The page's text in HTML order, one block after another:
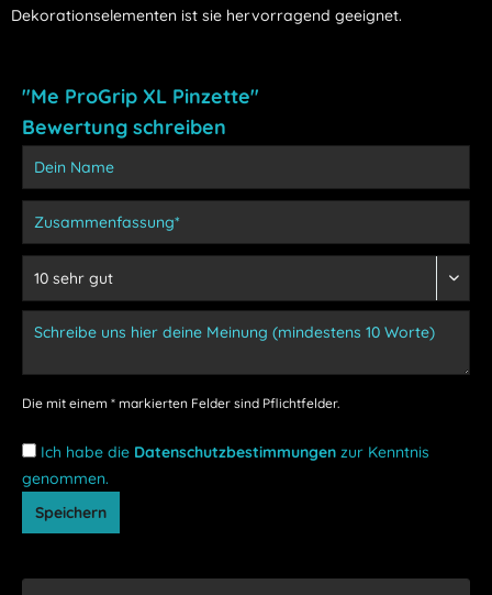
Dekorationselementen ist sie hervorragend geeignet.
"Me ProGrip XL Pinzette"
Bewertung schreiben
Die mit einem * markierten Felder sind Pflichtfelder.
Ich habe die Datenschutzbestimmungen zur Kenntnis
genommen.
Speichern